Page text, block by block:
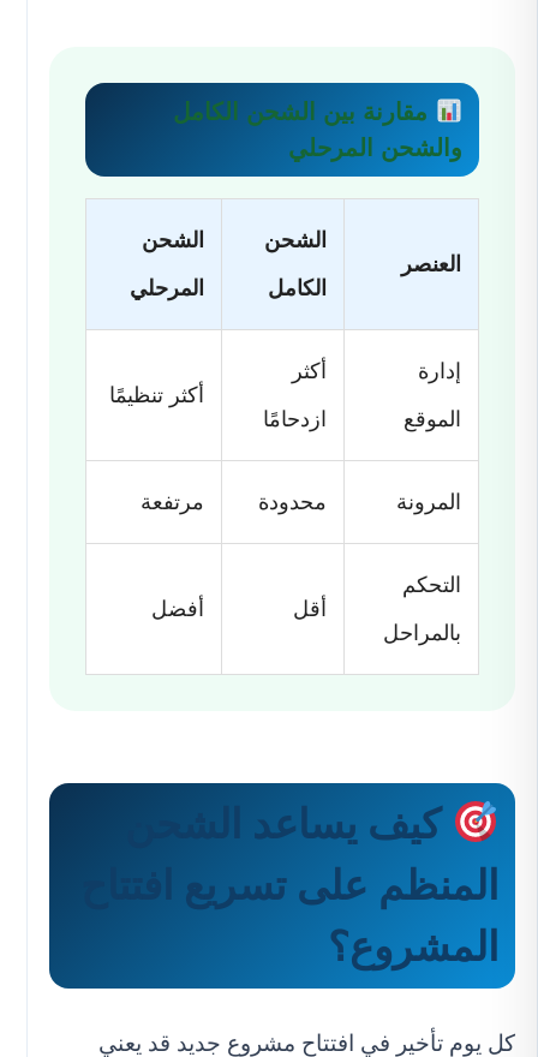
مقارنة بين الشحن الكامل
والشحن المرحلي
العنصر
الشحن
الكامل
الشحن
المرحلي
إدارة
الموقع
أكثر
ازدحامًا
أكثر تنظيمًا
المرونة محدودة مرتفعة
التحكم
بالمراحل
أقل أفضل
كيف يساعد الشحن
المنظم على تسريع افتتاح
المشروع؟
كل يوم تأخير في افتتاح مشروع جديد قد يعني